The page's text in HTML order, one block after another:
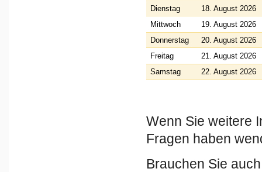
Dienstag
18. August 2026
Mittwoch
19. August 2026
Donnerstag
20. August 2026
Freitag
21. August 2026
Samstag
22. August 2026
Wenn Sie weitere
Fragen haben
Brauchen Sie